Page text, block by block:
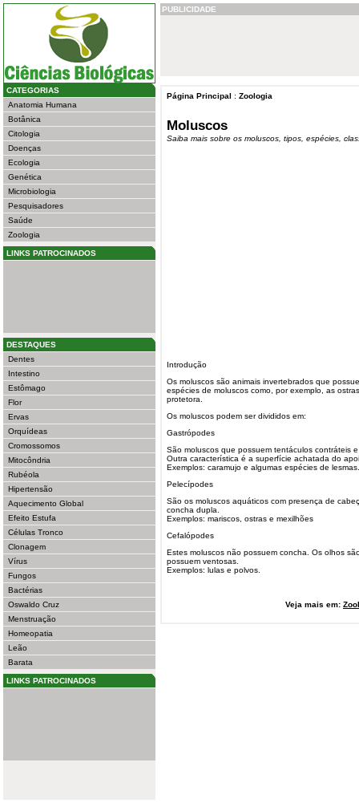
CATEGORIAS
Anatomia Humana
Botânica
Citologia
Doenças
Ecologia
Genética
Microbiologia
Pesquisadores
Saúde
Zoologia
LINKS PATROCINADOS
DESTAQUES
Dentes
Intestino
Estômago
Flor
Ervas
Orquídeas
Cromossomos
Mitocôndria
Rubéola
Hipertensão
Aquecimento Global
Efeito Estufa
Células Tronco
Clonagem
Vírus
Fungos
Bactérias
Oswaldo Cruz
Menstruação
Homeopatia
Leão
Barata
LINKS PATROCINADOS
PUBLICIDADE
Página Principal : Zoologia
Moluscos
Saiba mais sobre os moluscos, tipos, espécies,
Introdução
Os moluscos são animais invertebrados que
espécies de moluscos como, por exemplo, as
protetora.
Os moluscos podem ser divididos em:
Gastrópodes
São moluscos que possuem tentáculos contráteis
Outra característica é a superfície achatada do
Exemplos: caramujo e algumas espécies de lesmas.
Pelecípodes
São os moluscos aquáticos com presença de
concha dupla.
Exemplos: mariscos, ostras e mexilhões
Cefalópodes
Estes moluscos não possuem concha. Os olhos
possuem ventosas.
Exemplos: lulas e polvos.
Veja mais em: